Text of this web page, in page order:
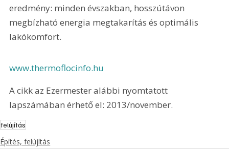
eredmény: minden évszakban, hosszútávon
megbízható energia megtakarítás és optimális
lakókomfort.
www.thermoflocinfo.hu
A cikk az Ezermester alábbi nyomtatott
lapszámában érhető el: 2013/november.
felújítás
Építés, felújítás